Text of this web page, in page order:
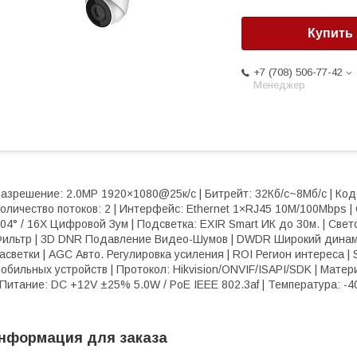
Купить
+7 (708) 506-77-42
Менеджер
2.0МР 1920×1080@25к/с | Битрейт: 32Кб/с~8Мб/с |
потоков: 2 | Интерфейс: Ethernet 1×RJ45 10M/100Mbps
/ 16X Цифровой Зум | Подсветка: EXIR Smart ИК до 30м. |
| 3D DNR Подавление Видео-Шумов | DWDR Широкий
| AGC Авто. Регулировка усиления | ROI Регион
устройств | Протокол: Hikvision/ONVIF/ISAPI/SDK |
DC +12V ±25% 5.0W / PoE IEEE 802.3af | Температура: -
для заказа